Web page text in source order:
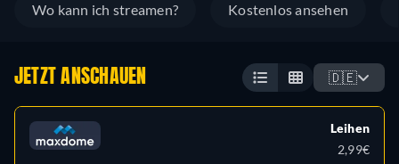
Wo kann ich streamen? Kostenlos ansehen
JETZT ANSCHAUEN 🇩🇪
Leihen
2,99€